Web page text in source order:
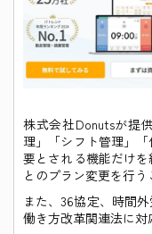
株式会社Donutsが提
理」「シフト管理」
要とされる機能だけ
とのプラン変更を行う
また、36協定、時間
働き方改革関連法に対